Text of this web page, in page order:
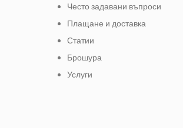
Често задавани въпроси
Плащане и доставка
Статии
Брошура
Услуги